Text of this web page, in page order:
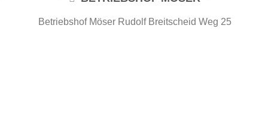
Betriebshof Möser Rudolf Breitscheid Weg 25